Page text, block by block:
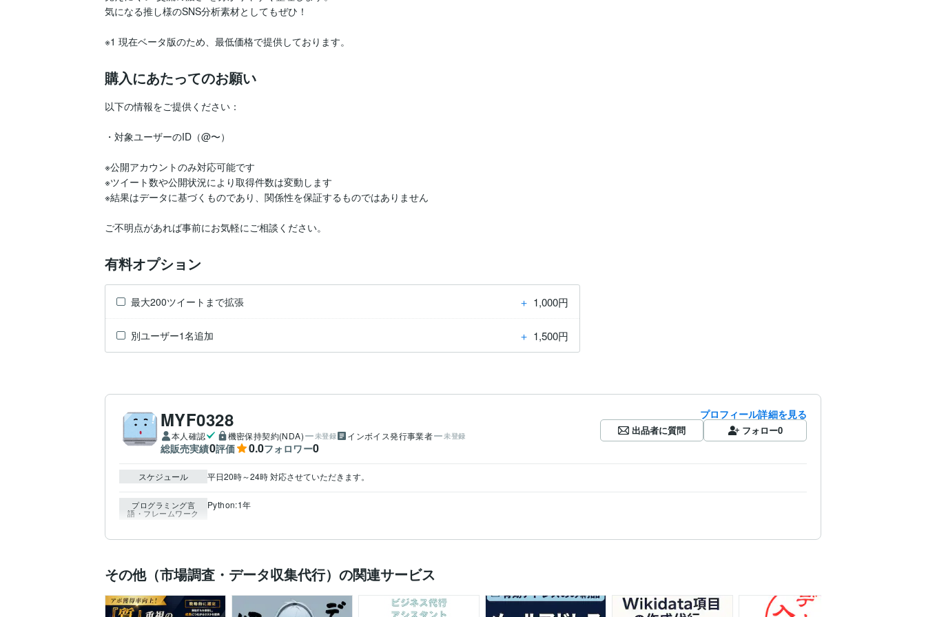
気になる推し様のSNS分析素材としてもぜひ！
※1 現在ベータ版のため、最低価格で提供しております。
購入にあたってのお願い
以下の情報をご提供ください：
・対象ユーザーのID（@〜）
※公開アカウントのみ対応可能です
※ツイート数や公開状況により取得件数は変動します
※結果はデータに基づくものであり、関係性を保証するものではありません
ご不明点があれば事前にお気軽にご相談ください。
有料オプション
最大200ツイートまで拡張 ＋ 1,000円
別ユーザー1名追加 ＋ 1,500円
MYF0328
本人確認 機密保持契約(NDA) 未登録 インボイス発行事業者 未登録
総販売実績0評価 0.0フォロワー0
プロフィール詳細を見る
出品者に質問 フォロー0
スケジュール 平日20時～24時 対応させていただきます。
プログラミング言
語・フレームワーク
Python:1年
その他（市場調査・データ収集代行）の関連サービス